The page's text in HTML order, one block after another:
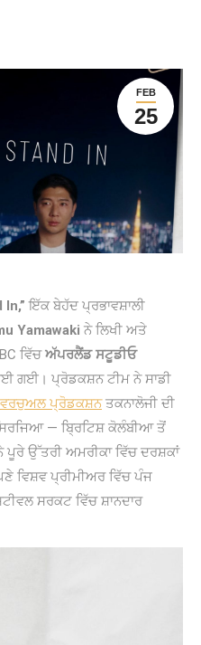
FEB
25
In,” ਇੱਕ ਬੇਹੱਦ ਪ੍ਰਭਾਵਸ਼ਾਲੀ
Yamawaki ਨੇ ਲਿਖੀ ਅਤੇ
ਵਿੱਚਅੱਪਰਲੈਂਡ ਸਟੂਡੀਓ
ਗਈ। ਪ੍ਰੋਡਕਸ਼ਨ ਟੀਮ ਨੇ ਸਾਡੀ
ਵਰਚੁਅਲ ਪ੍ਰੋਡਕਸ਼ਨਤਕਨਾਲੋਜੀ ਦੀ
— ਬ੍ਰਿਟਿਸ਼ ਕੋਲੰਬੀਆ ਤੋਂ
ਪੂਰੇ ਉੱਤਰੀ ਅਮਰੀਕਾ ਵਿੱਚ ਦਰਸ਼ਕਾਂ
ਵਿਸ਼ਵ ਪ੍ਰੀਮੀਅਰ ਵਿੱਚ ਪੰਜ
ਸਰਕਟ ਵਿੱਚ ਸ਼ਾਨਦਾਰ